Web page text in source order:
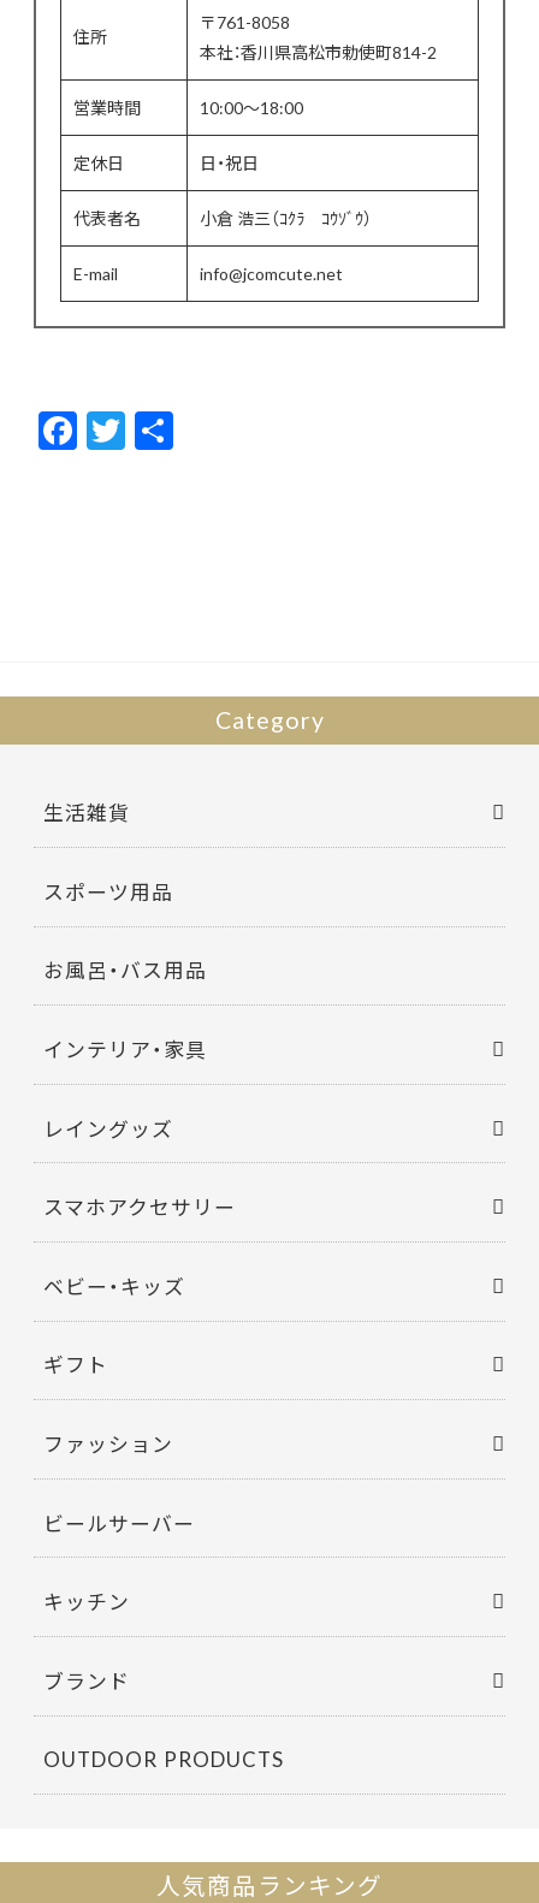
住所
〒761-8058
本社：香川県高松市勅使町814-2
営業時間 10:00〜18:00
定休日 日・祝日
代表者名 小倉 浩三（ｺｸﾗ ｺｳｿﾞｳ）
E-mail info@jcomcute.net
F
ac
T
w
Category
生活雑貨
スポーツ用品
お風呂・バス用品
インテリア・家具
レイングッズ
スマホアクセサリー
ベビー・キッズ
ギフト
ファッション
ビールサーバー
キッチン
ブランド
OUTDOOR PRODUCTS
人気商品ランキング